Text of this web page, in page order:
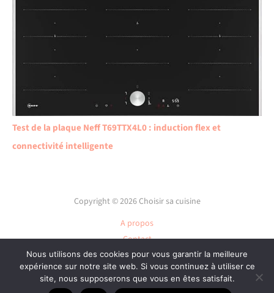
Test de la plaque Neff T69TTX4L0 : induction flex et
connectivité intelligente
Copyright © 2026 Choisir sa cuisine
A propos
Contact
Plan du site
Mentions légales
Politique de confidentialité
Nous utilisons des cookies pour vous garantir la meilleure
expérience sur notre site web. Si vous continuez à utiliser ce
site, nous supposerons que vous en êtes satisfait.